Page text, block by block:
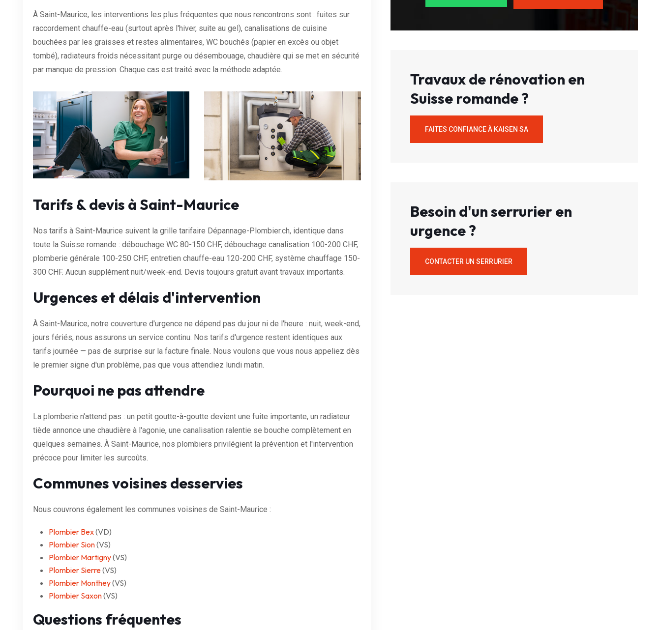
À Saint-Maurice, les interventions les plus fréquentes que nous rencontrons sont : fuites sur
raccordement chauffe-eau (surtout après l'hiver, suite au gel), canalisations de cuisine
bouchées par les graisses et restes alimentaires, WC bouchés (papier en excès ou objet
tombé), radiateurs froids nécessitant purge ou désembouage, chaudière qui se met en sécurité
par manque de pression. Chaque cas est traité avec la méthode adaptée.
Tarifs & devis à Saint-Maurice
Nos tarifs à Saint-Maurice suivent la grille tarifaire Dépannage-Plombier.ch, identique dans
toute la Suisse romande : débouchage WC 80-150 CHF, débouchage canalisation 100-200 CHF,
plomberie générale 100-250 CHF, entretien chauffe-eau 120-200 CHF, système chauffage 150-
300 CHF. Aucun supplément nuit/week-end. Devis toujours gratuit avant travaux importants.
Urgences et délais d'intervention
À Saint-Maurice, notre couverture d'urgence ne dépend pas du jour ni de l'heure : nuit, week-end,
jours fériés, nous assurons un service continu. Nos tarifs d'urgence restent identiques aux
tarifs journée — pas de surprise sur la facture finale. Nous voulons que vous nous appeliez dès
le premier signe d'un problème, pas que vous attendiez lundi matin.
Pourquoi ne pas attendre
La plomberie n'attend pas : un petit goutte-à-goutte devient une fuite importante, un radiateur
tiède annonce une chaudière à l'agonie, une canalisation ralentie se bouche complètement en
quelques semaines. À Saint-Maurice, nos plombiers privilégient la prévention et l'intervention
précoce pour limiter les surcoûts.
Communes voisines desservies
Nous couvrons également les communes voisines de Saint-Maurice :
Plombier Bex(VD)
Plombier Sion(VS)
Plombier Martigny(VS)
Plombier Sierre(VS)
Plombier Monthey(VS)
Plombier Saxon(VS)
Questions fréquentes
Travaux de rénovation en
Suisse romande ?
FAITES CONFIANCE À KAISEN SA
Besoin d'un serrurier en
urgence ?
CONTACTER UN SERRURIER